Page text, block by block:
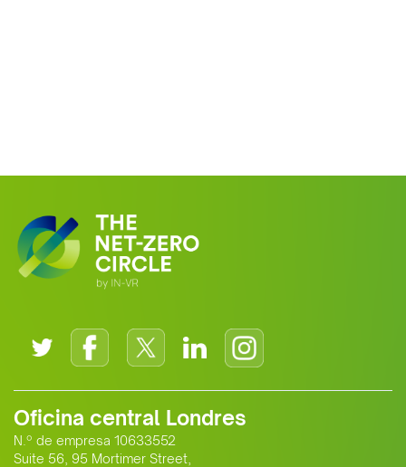
Oficina central Londres
N.º de empresa 10633552
Suite 56, 95 Mortimer Street,